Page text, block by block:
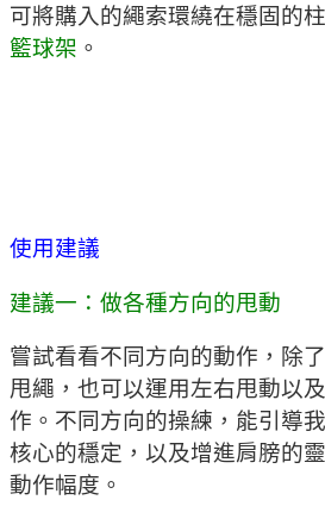
可將購入的繩索環繞在穩固的
籃球架 。
使用建議
建議一：做各種方向的甩動
嘗試看看不同方向的動作，除
甩繩，也可以運用左右甩動以
作。不同方向的操練，能引導
核心的穩定，以及增進肩膀的
動作幅度。